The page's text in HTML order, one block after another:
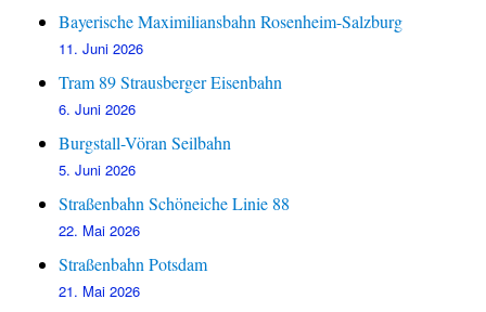
Bayerische Maximiliansbahn Rosenheim-Salzburg
11. Juni 2026
Tram 89 Strausberger Eisenbahn
6. Juni 2026
Burgstall-Vöran Seilbahn
5. Juni 2026
Straßenbahn Schöneiche Linie 88
22. Mai 2026
Straßenbahn Potsdam
21. Mai 2026